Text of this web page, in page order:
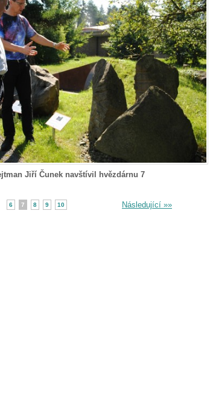
Jiří Čunek navštívil hvězdárnu 7
6 7 8 9 10 Následující »»